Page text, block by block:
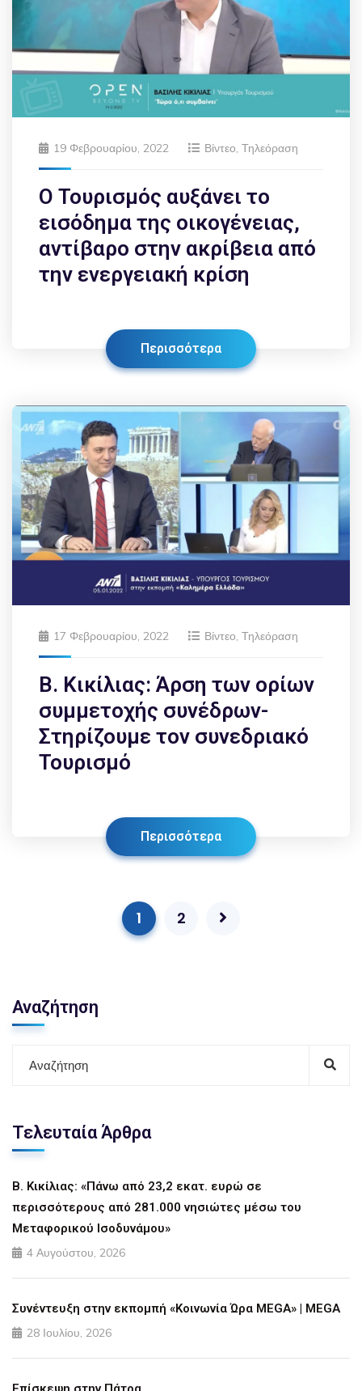
19 Φεβρουαρίου, 2022 Βίντεο, Τηλεόραση
Ο Τουρισμός αυξάνει το
εισόδημα της οικογένειας,
αντίβαρο στην ακρίβεια από
την ενεργειακή κρίση
Περισσότερα
17 Φεβρουαρίου, 2022 Βίντεο, Τηλεόραση
Β. Κικίλιας: Άρση των ορίων
συμμετοχής συνέδρων-
Στηρίζουμε τον συνεδριακό
Τουρισμό
Περισσότερα
1 2
Αναζήτηση
Τελευταία Άρθρα
Β. Κικίλιας: «Πάνω από 23,2 εκατ. ευρώ σε
περισσότερους από 281.000 νησιώτες μέσω του
Μεταφορικού Ισοδυνάμου»
4 Αυγούστου, 2026
Συνέντευξη στην εκπομπή «Κοινωνία Ώρα MEGA» | MEGA
28 Ιουλίου, 2026